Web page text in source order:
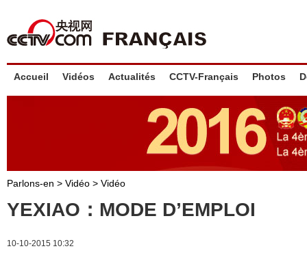
Accueil Vidéos Actualités CCTV-Français Photos
Parlons-en > Vidéo > Vidéo
YEXIAO：MODE D’EMPLOI
10-10-2015 10:32